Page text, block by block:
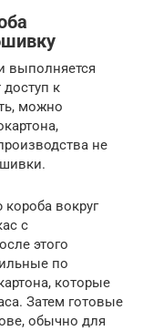
выполняется
к
можно
не
вокруг
с
этого
по
которые
Затем готовые
обычно для